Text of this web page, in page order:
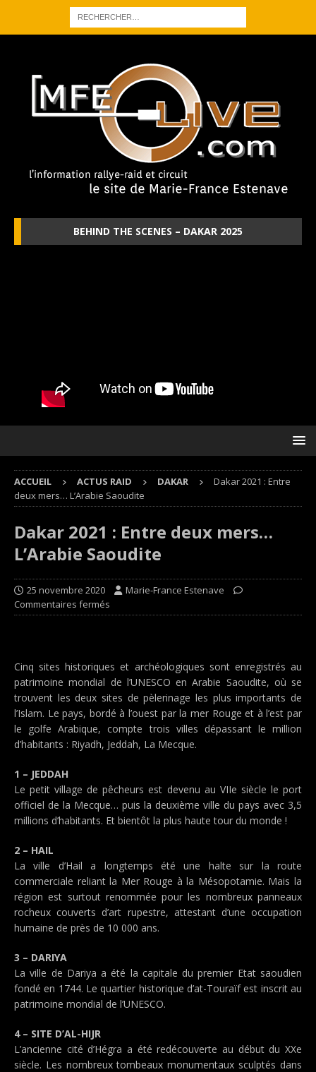
BEHIND THE SCENES – DAKAR 2025
ACCUEIL ACTUS RAID DAKAR
Dakar 2021 : Entre
deux mers… L’Arabie Saoudite
Dakar 2021 : Entre deux mers…
L’Arabie Saoudite
25 novembre 2020
Marie-France Estenave
Commentaires fermés
Cinq sites historiques et archéologiques sont enregistrés au
patrimoine mondial de l’UNESCO en Arabie Saoudite, où se
trouvent les deux sites de pèlerinage les plus importants de
l’Islam. Le pays, bordé à l’ouest par la mer Rouge et à l’est par
le golfe Arabique, compte trois villes dépassant le million
d’habitants : Riyadh, Jeddah, La Mecque.
1 – JEDDAH
Le petit village de pêcheurs est devenu au VIIe siècle le port
officiel de la Mecque… puis la deuxième ville du pays avec 3,5
millions d’habitants. Et bientôt la plus haute tour du monde !
2 – HAIL
La ville d’Hail a longtemps été une halte sur la route
commerciale reliant la Mer Rouge à la Mésopotamie. Mais la
région est surtout renommée pour les nombreux panneaux
rocheux couverts d’art rupestre, attestant d’une occupation
humaine de près de 10 000 ans.
3 – DARIYA
La ville de Dariya a été la capitale du premier Etat saoudien
fondé en 1744. Le quartier historique d’at-Touraïf est inscrit au
patrimoine mondial de l’UNESCO.
4 – SITE D’AL-HIJR
L’ancienne cité d’Hégra a été redécouverte au début du XXe
siècle. Les nombreux tombeaux monumentaux sculptés dans